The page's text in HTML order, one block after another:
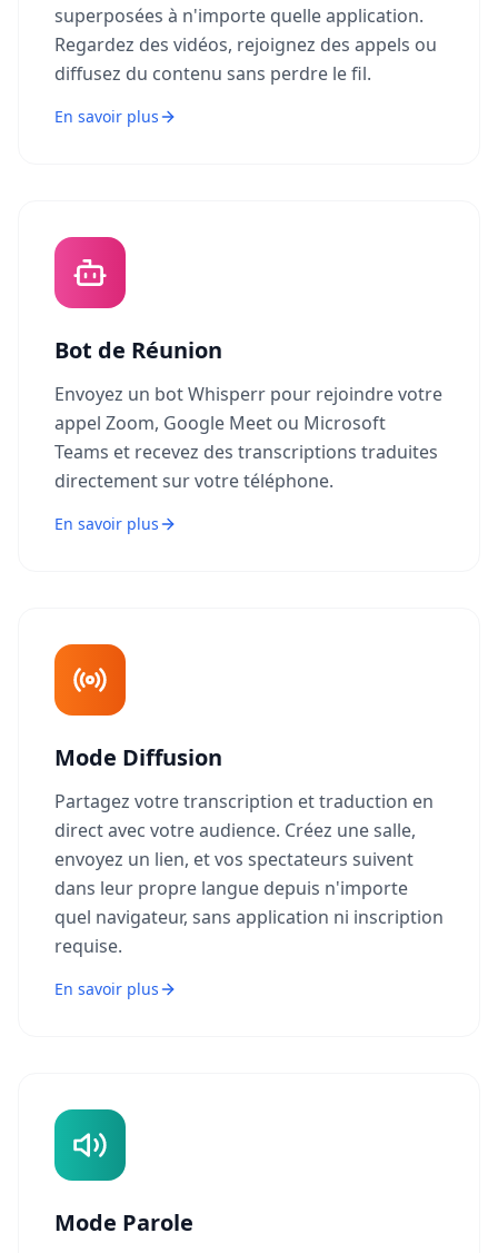
superposées à n'importe quelle application.
Regardez des vidéos, rejoignez des appels ou
diffusez du contenu sans perdre le fil.
En savoir plus
Bot de Réunion
Envoyez un bot Whisperr pour rejoindre votre
appel Zoom, Google Meet ou Microsoft
Teams et recevez des transcriptions traduites
directement sur votre téléphone.
En savoir plus
Mode Diffusion
Partagez votre transcription et traduction en
direct avec votre audience. Créez une salle,
envoyez un lien, et vos spectateurs suivent
dans leur propre langue depuis n'importe
quel navigateur, sans application ni inscription
requise.
En savoir plus
Mode Parole